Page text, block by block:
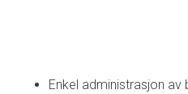
Enkel administrasjon